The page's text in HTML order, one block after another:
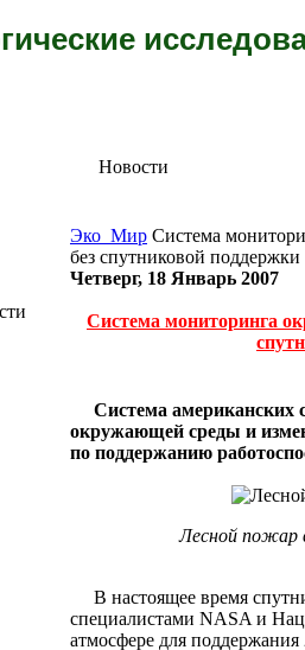
Новости
Эко_Мир Система
без спутниковой поддержки
Четверг, 18 Январь 2007
Система мониторинга
Система американских
окружающей среды и
по поддержанию
Лесной пожар
В настоящее время
специалистами NASA и
атмосфере для